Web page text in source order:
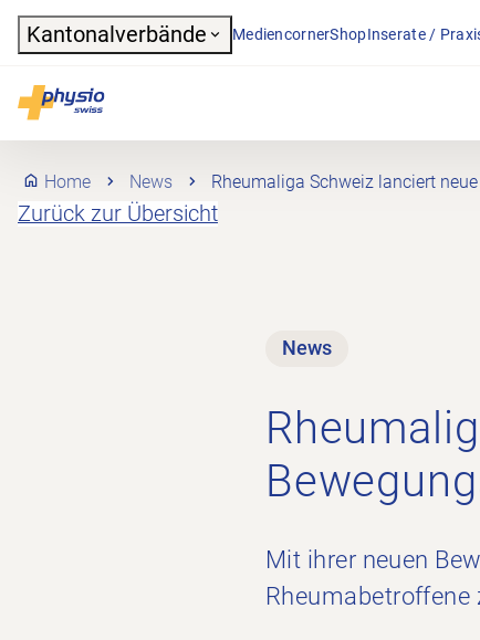
Header
Kantonalverbände MediencornerShopInserate /
Physioswiss
Hauptnavigation
Home News Rheumaliga Schweiz lanciert
Zurück zur Übersicht
News
Mit ihrer neuen